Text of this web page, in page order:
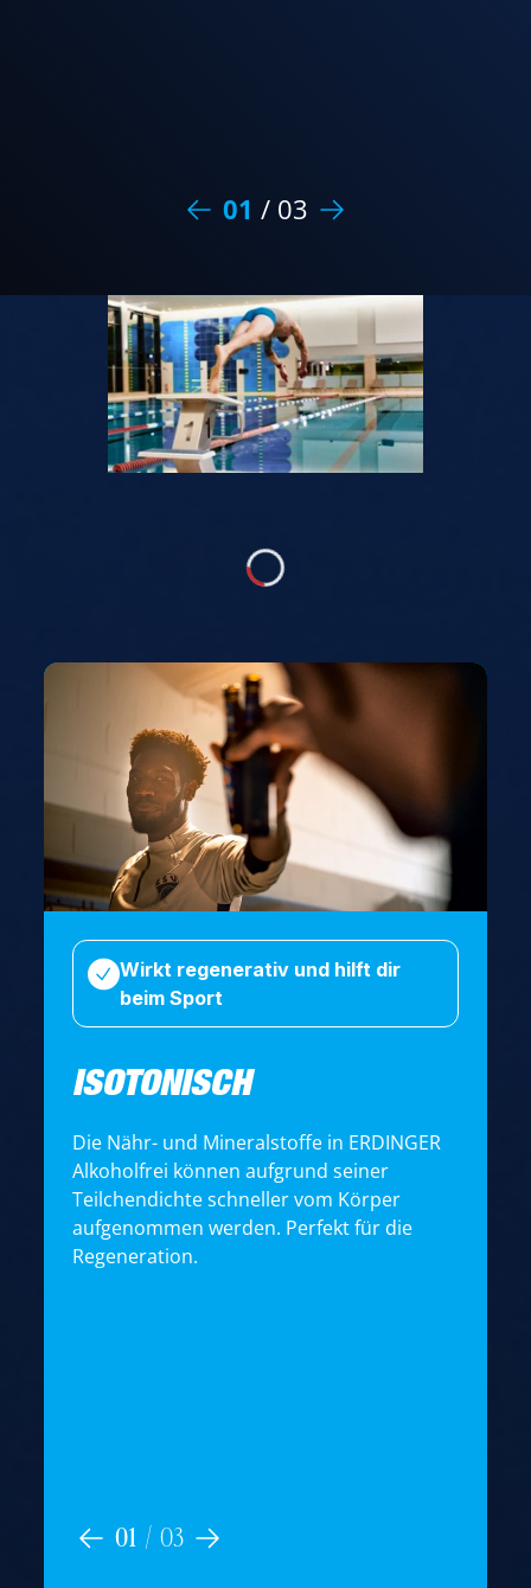
01 / 03
Loading...
Wirkt regenerativ und hilft dir
beim Sport
ISOTONISCH
Die Nähr- und Mineralstoffe in ERDINGER
Alkoholfrei können aufgrund seiner
Teilchendichte schneller vom Körper
aufgenommen werden. Perfekt für die
Regeneration.
01 /03